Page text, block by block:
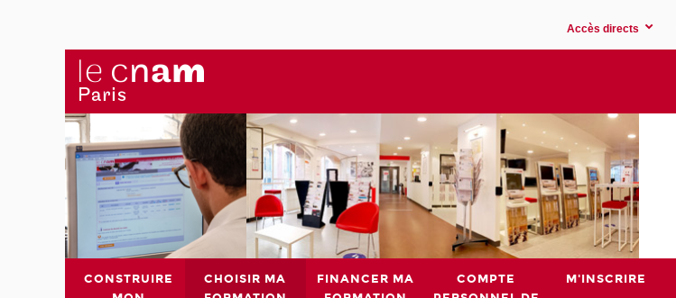
Accès directs
CONSTRUIRE
CHOISIR MA
FINANCER MA
COMPTE
M'INSCRIRE